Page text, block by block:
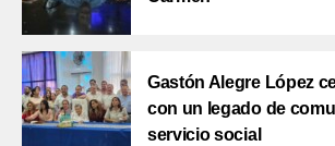
Gastón Alegre López
con un legado de
servicio social